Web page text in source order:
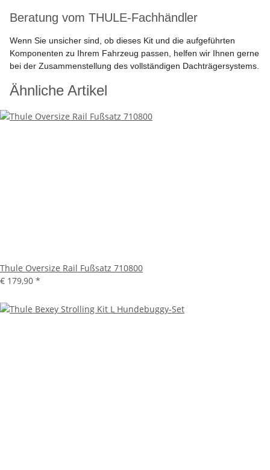
Beratung vom THULE-Fachhändler
Wenn Sie unsicher sind, ob dieses Kit und die aufgeführten
Komponenten zu Ihrem Fahrzeug passen, helfen wir Ihnen gerne
bei der Zusammenstellung des vollständigen Dachträgersystems.
Ähnliche Artikel
Thule Oversize Rail Fußsatz 710800
€ 179,90 *